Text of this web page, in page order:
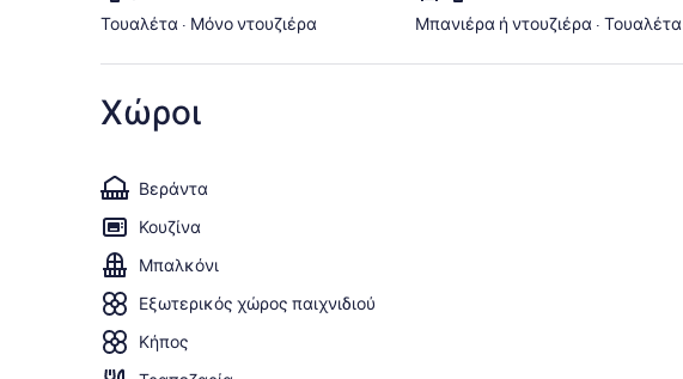
Τουαλέτα · Μόνο ντουζιέρα Μπανιέρα ή ντουζιέρα · Τουαλέτα
Χώροι
Βεράντα
Κουζίνα
Μπαλκόνι
Εξωτερικός χώρος παιχνιδιού
Κήπος